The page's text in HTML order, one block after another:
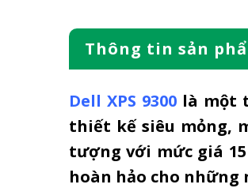
Thông tin sản
Dell XPS 9300 là một
thiết kế siêu mỏng,
tượng với mức giá
hoàn hảo cho